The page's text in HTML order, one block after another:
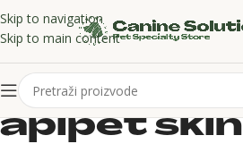
Skip to navigation
Skip to main content
apipet skin